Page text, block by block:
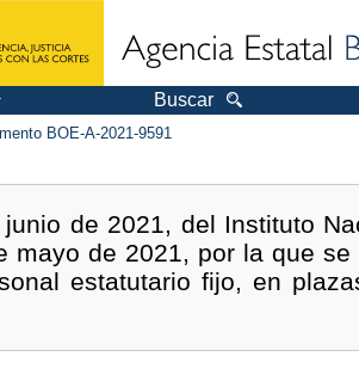
Buscar
BOE-A-2021-9591
de 2021, del Instituto
mayo de 2021, por la que
estatutario fijo, en